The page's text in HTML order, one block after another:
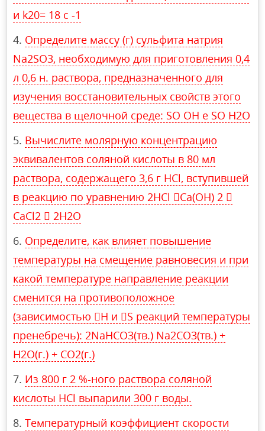
и k20= 18 c -1
Определите массу (г) сульфита натрия
Na2SO3, необходимую для приготовления 0,4
л 0,6 н. раствора, предназначенного для
изучения восстановительных свойств этого
вещества в щелочной среде: SO OH e SO H2O
Вычислите молярную концентрацию
эквивалентов соляной кислоты в 80 мл
раствора, содержащего 3,6 г HCl, вступившей
в реакцию по уравнению 2HCl Ca(OH) 2 
CaCl2  2H2O
Определите, как влияет повышение
температуры на смещение равновесия и при
какой температуре направление реакции
сменится на противоположное
(зависимостью H и S реакций температуры
пренебречь): 2NaHCO3(тв.) Na2CO3(тв.) +
H2O(г.) + CO2(г.)
Из 800 г 2 %-ного раствора соляной
кислоты HCl выпарили 300 г воды.
Температурный коэффициент скорости